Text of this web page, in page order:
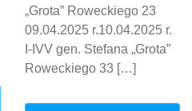
„Grota” Roweckiego 23
09.04.2025 r.10.04.2025 r.
I-IVV gen. Stefana „Grota”
Roweckiego 33 […]